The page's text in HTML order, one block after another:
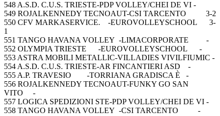
548 A.S.D. C.U.S. TRIESTE-PDP VOLLEY/CHEI DE VI -
549 ROJALKENNEDY TECNOAUT-CSI TARCENTO 3-2
550 CFV MARKASERVICE. -EUROVOLLEYSCHOOL 3-
1
551 TANGO HAVANA VOLLEY -LIMACORPORATE -
552 OLYMPIA TRIESTE -EUROVOLLEYSCHOOL -
553 ASTRA MOBILI METALLIC-VILLADIES VIVILFIUMIC -
554 A.S.D. C.U.S. TRIESTE-AR FINCANTIERI ASD -
555 A.P. TRAVESIO -TORRIANA GRADISCA È -
556 ROJALKENNEDY TECNOAUT-FUNKY GO SAN
VITO -
557 LOGICA SPEDIZIONI STE-PDP VOLLEY/CHEI DE VI -
558 TANGO HAVANA VOLLEY -CSI TARCENTO -